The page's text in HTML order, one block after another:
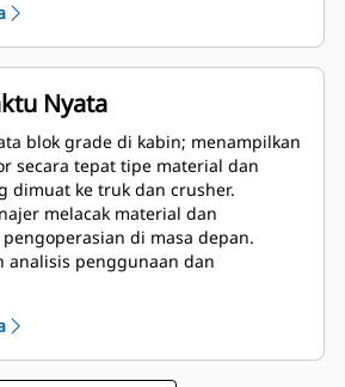
presisi.
seluler yang memungkinkan
di lapangan mengakses info
dari alat berat di sekitar, melihat
berat yang dilengkapi Terrain,
serta memvalidasi rencana
Nyata
blok grade di kabin; menampilkan
secara tepat tipe material dan
dimuat ke truk dan crusher.
melacak material dan
di masa depan.
analisis penggunaan dan
cepat pada file grade-block
untuk semua alat berat Terrain.
operator dan supervisor melihat